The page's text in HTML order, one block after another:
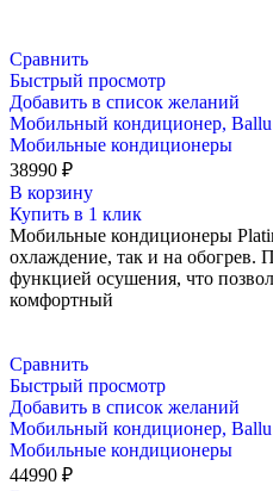
Сравнить
Быстрый просмотр
Добавить в список желаний
Мобильный кондиционер,
Мобильные кондиционеры
38990 ₽
В корзину
Купить в 1 клик
Мобильные кондиционеры
охлаждение, так и на обогрев.
функцией осушения, что
комфортный
Сравнить
Быстрый просмотр
Добавить в список желаний
Мобильный кондиционер,
Мобильные кондиционеры
44990 ₽